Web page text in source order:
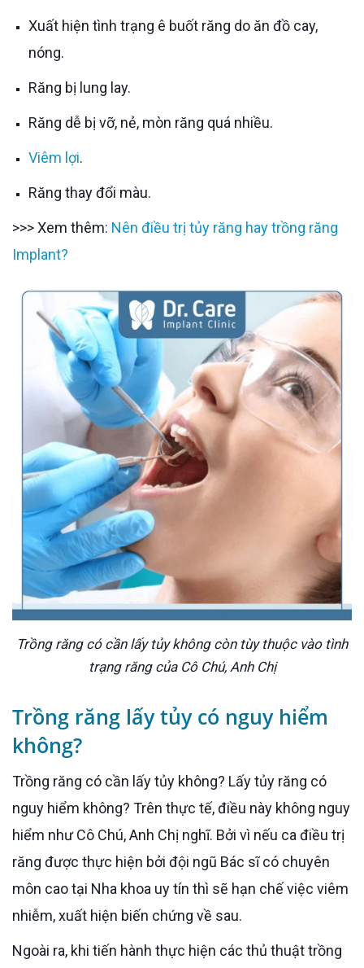
Xuất hiện tình trạng ê buốt răng do ăn đồ cay,
nóng.
Răng bị lung lay.
Răng dễ bị vỡ, nẻ, mòn răng quá nhiều.
Viêm lợi.
Răng thay đổi màu.
>>> Xem thêm: Nên điều trị tủy răng hay trồng răng
Implant?
Trồng răng có cần lấy tủy không còn tùy thuộc vào tình
trạng răng của Cô Chú, Anh Chị
Trồng răng lấy tủy có nguy hiểm
không?
Trồng răng có cần lấy tủy không? Lấy tủy răng có
nguy hiểm không? Trên thực tế, điều này không nguy
hiểm như Cô Chú, Anh Chị nghĩ. Bởi vì nếu ca điều trị
răng được thực hiện bởi đội ngũ Bác sĩ có chuyên
môn cao tại Nha khoa uy tín thì sẽ hạn chế việc viêm
nhiễm, xuất hiện biến chứng về sau.
Ngoài ra, khi tiến hành thực hiện các thủ thuật trồng